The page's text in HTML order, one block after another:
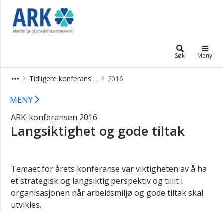
Søk Meny
Tidligere konferanser 2016
ARK-konferansen 2016 -
konferanser
2025
2024
2023
2022
2020
2019
2017
MENY
ARK-konferansen 2016
Langsiktighet og gode tiltak
Temaet for årets konferanse var viktigheten av å ha
et strategisk og langsiktig perspektiv og tillit i
organisasjonen når arbeidsmiljø og gode tiltak skal
utvikles.